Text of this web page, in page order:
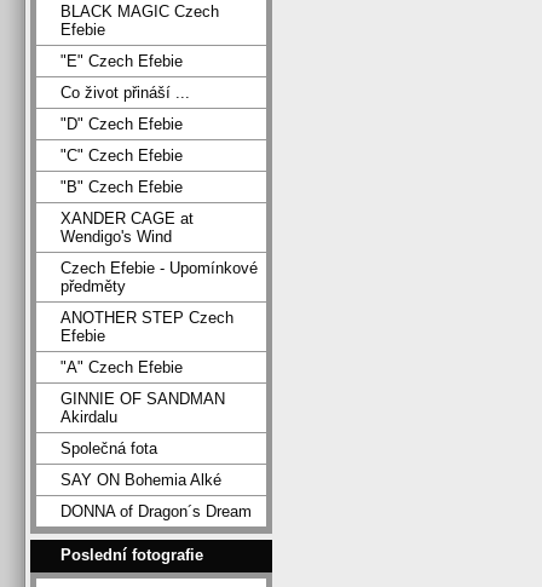
BLACK MAGIC Czech
Efebie
"E" Czech Efebie
Co život přináší ...
"D" Czech Efebie
"C" Czech Efebie
"B" Czech Efebie
XANDER CAGE at
Wendigo's Wind
Czech Efebie - Upomínkové
předměty
ANOTHER STEP Czech
Efebie
"A" Czech Efebie
GINNIE OF SANDMAN
Akirdalu
Společná fota
SAY ON Bohemia Alké
DONNA of Dragon´s Dream
Poslední fotografie